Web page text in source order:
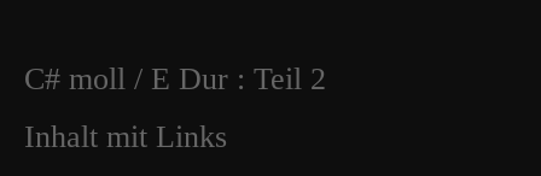
C# moll / E Dur : Teil 2
Inhalt mit Links